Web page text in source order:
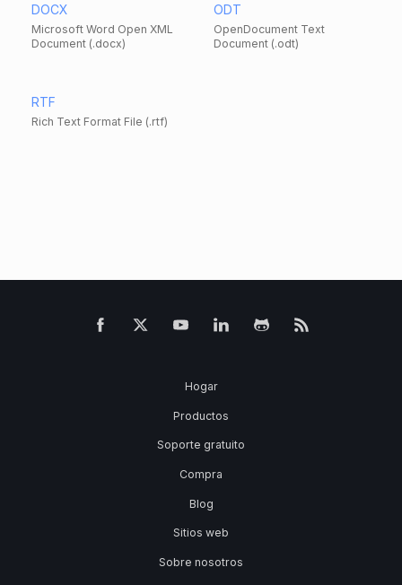
DOCX
Microsoft Word Open XML
Document (.docx)
ODT
OpenDocument Text
Document (.odt)
RTF
Rich Text Format File (.rtf)
Hogar
Productos
Soporte gratuito
Compra
Blog
Sitios web
Sobre nosotros